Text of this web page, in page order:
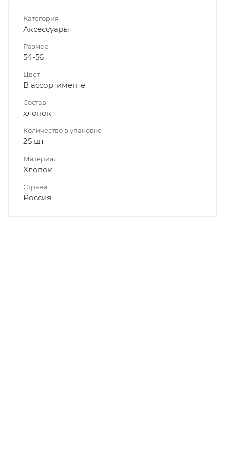
Категория
Аксессуары
Размер
54-56
Цвет
В ассортименте
Состав
хлопок
Количество в упаковке
25 шт
Материал
Хлопок
Страна
Россия